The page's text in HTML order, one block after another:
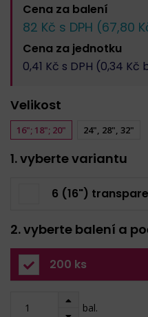
Cena za balení
82 Kč s DPH (67,80
Cena za jednotku
0,41 Kč s DPH (0,34 Kč
Velikost
16"; 18"; 20" 24", 28", 32"
1. vyberte variantu
6 (16")
2. vyberte balení a
200 ks
bal.